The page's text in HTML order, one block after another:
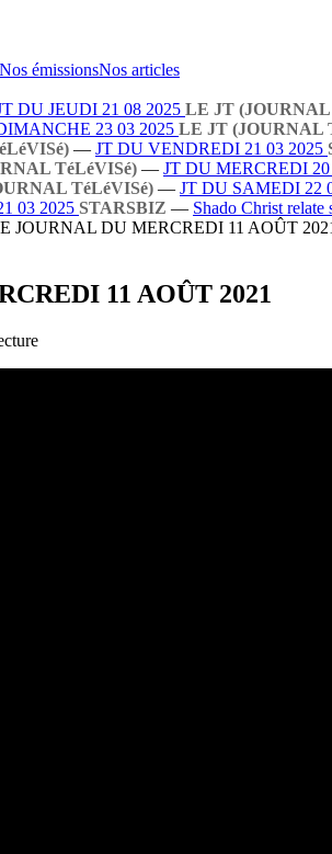
Nos émissionsNos articles
DU JEUDI 21 08 2025 LE JT (JOURNAL
23 03 2025 LE JT (JOURNAL
— JT DU VENDREDI 21 03 2025
TéLéVISé) — JT DU MERCREDI 20
TéLéVISé) — JT DU SAMEDI 22
03 2025 STARSBIZ — Shado Christ relate
JOURNAL DU MERCREDI 11 AOÛT
11 AOÛT 2021